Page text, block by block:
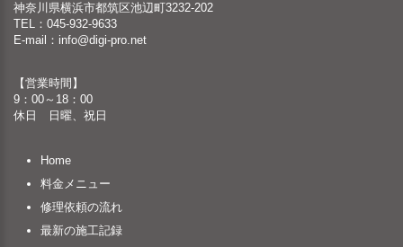
神奈川県横浜市都筑区池辺町3232-202
TEL：045-932-9633
E-mail： info@digi-pro.net
【営業時間】
9：00～18：00
休日 日曜、祝日
Home
料金メニュー
修理依頼の流れ
最新の施工記録